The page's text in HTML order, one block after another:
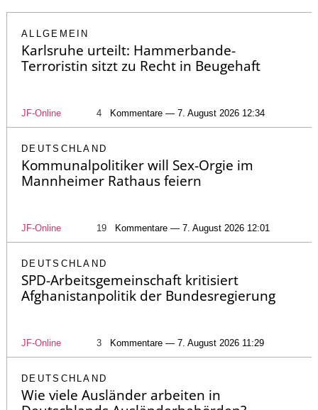
ALLGEMEIN
Karlsruhe urteilt: Hammerbande-
Terroristin sitzt zu Recht in Beugehaft
JF-Online 4 Kommentare — 7. August 2026 12:34
DEUTSCHLAND
Kommunalpolitiker will Sex-Orgie im
Mannheimer Rathaus feiern
JF-Online 19 Kommentare — 7. August 2026 12:01
DEUTSCHLAND
SPD-Arbeitsgemeinschaft kritisiert
Afghanistanpolitik der Bundesregierung
JF-Online 3 Kommentare — 7. August 2026 11:29
DEUTSCHLAND
Wie viele Ausländer arbeiten in